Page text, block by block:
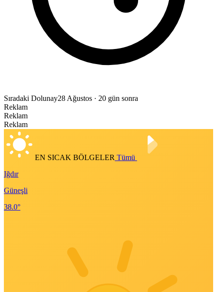
Sıradaki Dolunay28 Ağustos · 20 gün sonra
Reklam
Reklam
Reklam
EN SICAK BÖLGELER Tümü
Iğdır
Güneşli
38.0°